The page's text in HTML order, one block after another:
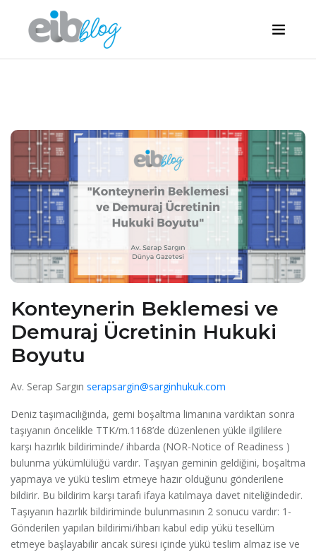
Konteynerin Beklemesi ve
Demuraj Ücretinin Hukuki
Boyutu
Av. Serap Sargın serapsargin@sarginhukuk.com
Deniz taşımacılığında, gemi boşaltma limanına vardıktan sonra
taşıyanın öncelikle TTK/m.1168’de düzenlenen yükle ilgililere
karşı hazırlık bildiriminde/ ihbarda (NOR-Notice of Readiness )
bulunma yükümlülüğü vardır. Taşıyan geminin geldiğini, boşaltma
yapmaya ve yükü teslim etmeye hazır olduğunu gönderilene
bildirir. Bu bildirim karşı tarafı ifaya katılmaya davet niteliğindedir.
Taşıyanın hazırlık bildiriminde bulunmasının 2 sonucu vardır: 1-
Gönderilen yapılan bildirimi/ihbarı kabul edip yükü tesellüm
etmeye başlayabilir ancak süresi içinde yükü teslim almaz ise ve